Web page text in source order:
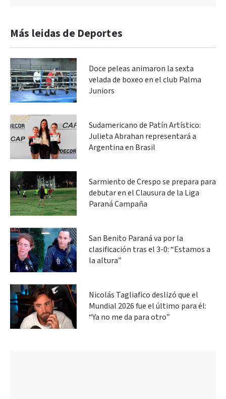
Más leidas de Deportes
Doce peleas animaron la sexta
velada de boxeo en el club Palma
Juniors
Sudamericano de Patín Artístico:
Julieta Abrahan representará a
Argentina en Brasil
Sarmiento de Crespo se prepara para
debutar en el Clausura de la Liga
Paraná Campaña
San Benito Paraná va por la
clasificación tras el 3-0: “Estamos a
la altura”
Nicolás Tagliafico deslizó que el
Mundial 2026 fue el último para él:
“Ya no me da para otro”